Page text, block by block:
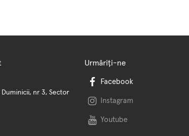
Duminicii, nr 3, Sector
Urmăriți-ne
Facebook
Instagram
Youtube